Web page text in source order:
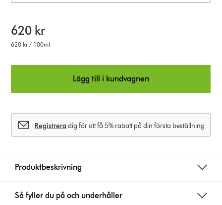
620 kr
620 kr / 100ml
Lägg till i kundvagnen
Registrera dig för att få 5% rabatt på din första beställning
Produktbeskrivning
Så fyller du på och underhåller